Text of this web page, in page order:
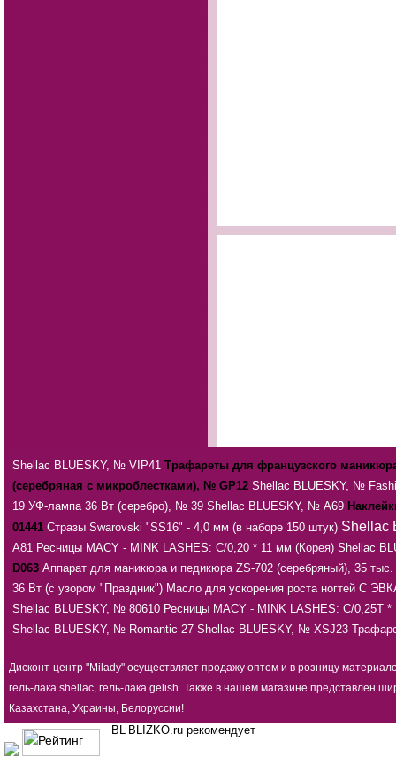
Shellac BLUESKY, № VIP41 Трафареты для французского
(серебряная с микроблестками), № GP12 Shellac BLUESKY, №
19 УФ-лампа 36 Вт (серебро), № 39 Shellac BLUESKY, № А69
01441 Стразы Swarovski "SS16" - 4,0 мм (в наборе 150 штук) Shellac
А81 Ресницы MACY - MINK LASHES: С/0,20 * 11 мм (Корея) Shellac
D063 Аппарат для маникюра и педикюра ZS-702 (серебряный), 35
36 Вт (с узором "Праздник") Масло для ускорения роста ногтей С
Shellac BLUESKY, № 80610 Ресницы MACY - MINK LASHES: С/0,25T
Shellac BLUESKY, № Romantic 27 Shellac BLUESKY, № XSJ23
Дисконт-центр "Milady" осуществляет продажу оптом и в розницу
гель-лака shellac, гель-лака gelish. Также в нашем магазине представлен
Казахстана, Украины, Белоруссии!
BLIZKO.ru рекомендует